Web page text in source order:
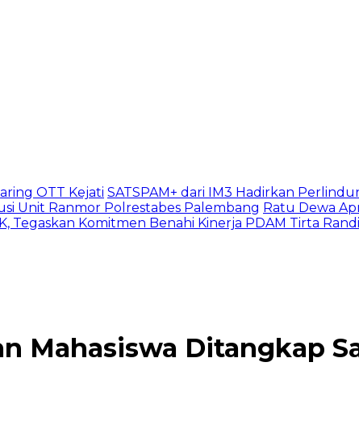
OTT Kejati SATSPAM+ dari IM3 Hadirkan
Unit Ranmor Polrestabes Palembang Ratu Dewa
Tegaskan Komitmen Benahi Kinerja PDAM Tirta
Mahasiswa Ditangkap